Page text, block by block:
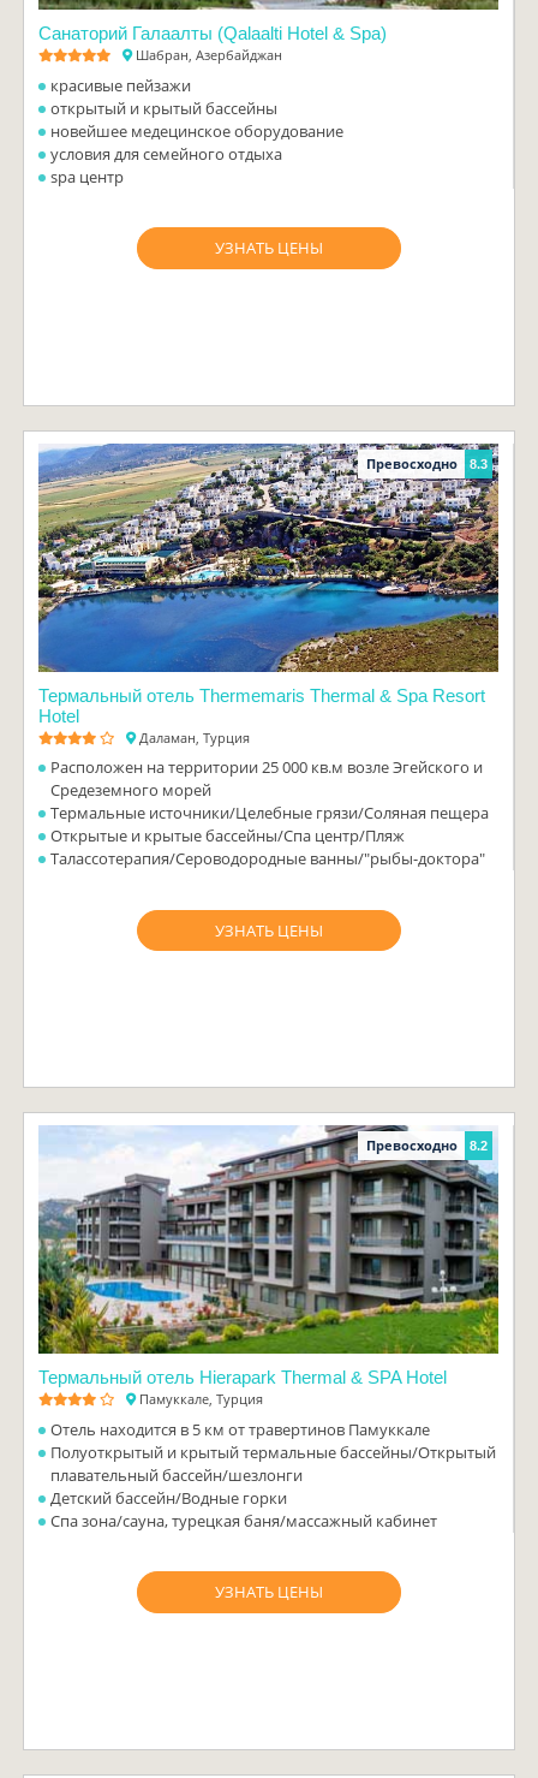
Санаторий Галаалты (Qalaalti Hotel & Spa)
Шабран, Азербайджан
красивые пейзажи
открытый и крытый бассейны
новейшее медецинское оборудование
условия для семейного отдыха
spa центр
УЗНАТЬ ЦЕНЫ
Превосходно 8.3
Термальный отель Thermemaris Thermal & Spa Resort
Hotel
Даламан, Турция
Расположен на территории 25 000 кв.м возле Эгейского и
Средеземного морей
Термальные источники/Целебные грязи/Соляная пещера
Открытые и крытые бассейны/Спа центр/Пляж
Талассотерапия/Сероводородные ванны/"рыбы-доктора"
УЗНАТЬ ЦЕНЫ
Превосходно 8.2
Термальный отель Hierapark Thermal & SPA Hotel
Памуккале, Турция
Отель находится в 5 км от травертинов Памуккале
Полуоткрытый и крытый термальные бассейны/Открытый
плавательный бассейн/шезлонги
Детский бассейн/Водные горки
Спа зона/сауна, турецкая баня/массажный кабинет
УЗНАТЬ ЦЕНЫ